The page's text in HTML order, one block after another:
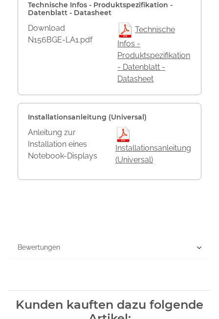
Technische Infos - Produktspezifikation -
Datenblatt - Datasheet
Download
N156BGE-LA1.pdf
Technische
Infos -
Produktspezifikation
- Datenblatt -
Datasheet
Installationsanleitung (Universal)
Anleitung zur
Installation eines
Notebook-Displays
Installationsanleitung
(Universal)
Bewertungen
Kunden kauften dazu folgende